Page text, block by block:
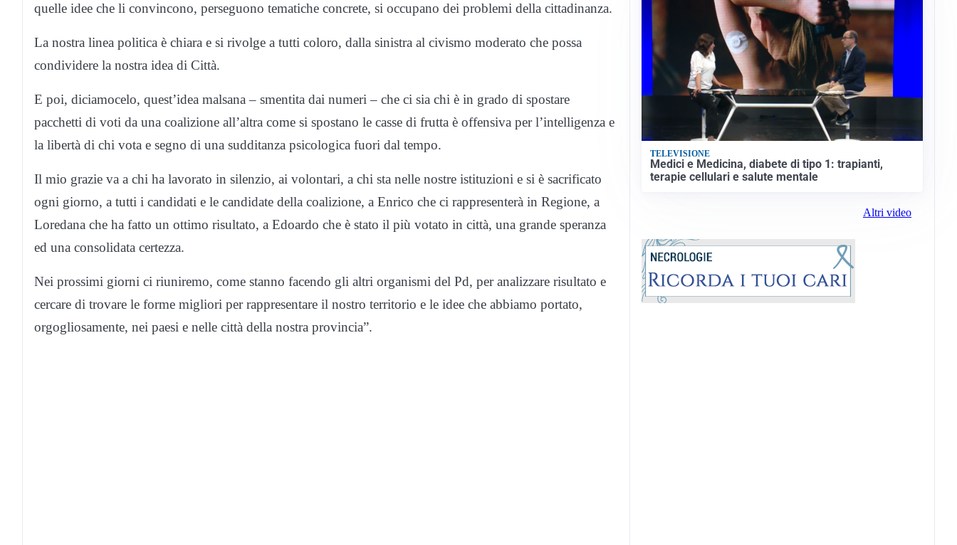
quelle idee che li convincono, perseguono tematiche concrete, si occupano dei problemi della cittadinanza.
La nostra linea politica è chiara e si rivolge a tutti coloro, dalla sinistra al civismo moderato che possa
condividere la nostra idea di Città.
E poi, diciamocelo, quest’idea malsana – smentita dai numeri – che ci sia chi è in grado di spostare
pacchetti di voti da una coalizione all’altra come si spostano le casse di frutta è offensiva per l’intelligenza e
la libertà di chi vota e segno di una sudditanza psicologica fuori dal tempo.
Il mio grazie va a chi ha lavorato in silenzio, ai volontari, a chi sta nelle nostre istituzioni e si è sacrificato
ogni giorno, a tutti i candidati e le candidate della coalizione, a Enrico che ci rappresenterà in Regione, a
Loredana che ha fatto un ottimo risultato, a Edoardo che è stato il più votato in città, una grande speranza
ed una consolidata certezza.
Nei prossimi giorni ci riuniremo, come stanno facendo gli altri organismi del Pd, per analizzare risultato e
cercare di trovare le forme migliori per rappresentare il nostro territorio e le idee che abbiamo portato,
orgogliosamente, nei paesi e nelle città della nostra provincia”.
TELEVISIONE
Medici e Medicina, diabete di tipo 1: trapianti,
terapie cellulari e salute mentale
Altri video